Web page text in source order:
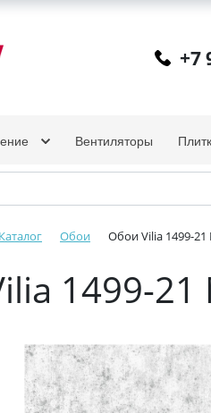
+7
Вентиляторы
Каталог Обои Обои Vilia 1499-
1499-